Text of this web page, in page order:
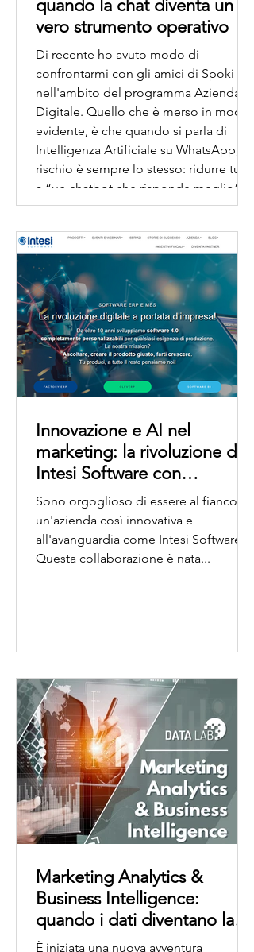
quando la chat diventa un
vero strumento operativo
Di recente ho avuto modo di
confrontarmi con gli amici di Spoki
nell'ambito del programma Azienda
Digitale. Quello che è merso in modo
evidente, è che quando si parla di
Intelligenza Artificiale su WhatsApp, il
rischio è sempre lo stesso: ridurre tutto
a “un chatbot che risponde meglio”.
In realtà, l’agente AI che opera via chat
profondo, che riguarda il modo in cui
l’azienda governa conoscenza,
processi e interazioni con i clienti. Il p
Innovazione e AI nel
marketing: la rivoluzione di
Intesi Software con
MagNews
Sono orgoglioso di essere al fianco di
un'azienda così innovativa e
all'avanguardia come Intesi Software .
Questa collaborazione è nata...
Marketing Analytics &
Business Intelligence:
quando i dati diventano la
bussola strategica
È iniziata una nuova avventura